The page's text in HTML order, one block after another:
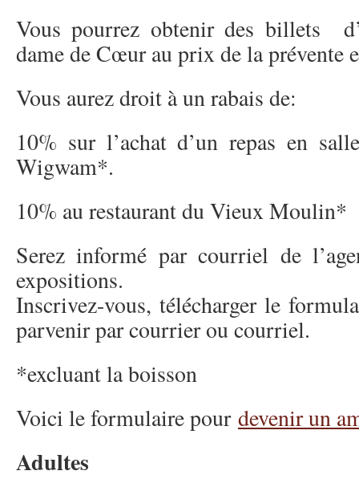
Vous pourrez obtenir des billets
dame de Cœur au prix de la prévente
Vous aurez droit à un rabais de:
10% sur l’achat d’un repas en
Wigwam*.
10% au restaurant du Vieux Moulin*
Serez informé par courriel de
expositions.
Inscrivez-vous, télécharger le
parvenir par courrier ou courriel.
*excluant la boisson
Voici le formulaire pour devenir un
Adultes